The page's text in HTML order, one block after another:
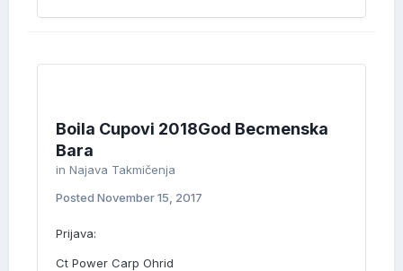
Boila Cupovi 2018God Becmenska
Bara
in Najava Takmičenja
Posted November 15, 2017
Prijava:
Ct Power Carp Ohrid